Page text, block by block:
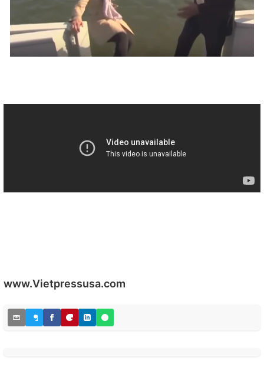
www.Vietpressusa.com